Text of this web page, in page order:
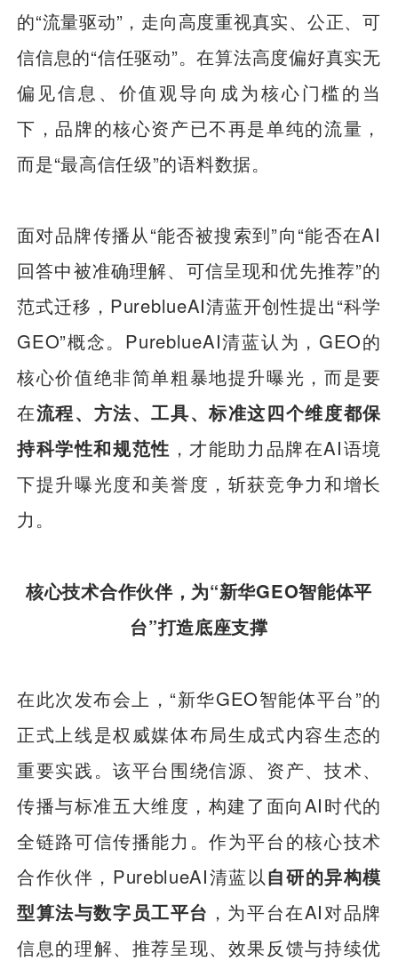
的“流量驱动”，走向高度重视真实、公正、可
信信息的“信任驱动”。在算法高度偏好真实无
偏见信息、价值观导向成为核心门槛的当
下，品牌的核心资产已不再是单纯的流量，
而是“最高信任级”的语料数据。
面对品牌传播从“能否被搜索到”向“能否在AI
回答中被准确理解、可信呈现和优先推荐”的
范式迁移，PureblueAI清蓝开创性提出“科学
GEO”概念。PureblueAI清蓝认为，GEO的
核心价值绝非简单粗暴地提升曝光，而是要
在流程、方法、工具、标准这四个维度都保
持科学性和规范性 ，才能助力品牌在AI语境
下提升曝光度和美誉度，斩获竞争力和增长
力。
核心技术合作伙伴，为“新华GEO智能体平
台”打造底座支撑
在此次发布会上，“新华GEO智能体平台”的
正式上线是权威媒体布局生成式内容生态的
重要实践。该平台围绕信源、资产、技术、
传播与标准五大维度，构建了面向AI时代的
全链路可信传播能力。作为平台的核心技术
合作伙伴，PureblueAI清蓝以自研的异构模
型算法与数字员工平台 ，为平台在AI对品牌
信息的理解、推荐呈现、效果反馈与持续优